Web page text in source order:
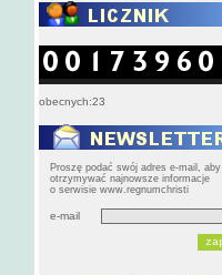
obecnych:23
Proszę podać swój adres e-mail, aby
otrzymywać najnowsze informacje
o serwisie www.regnumchristi
e-mail